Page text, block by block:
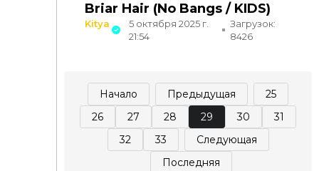
Briar Hair (No Bangs / KIDS)
Kitya
5 октября 2025 г.
21:54
Загрузок:
8426
Начало Предыдущая
25
26
27 28 29 30
31
32
33
Следующая
Последняя